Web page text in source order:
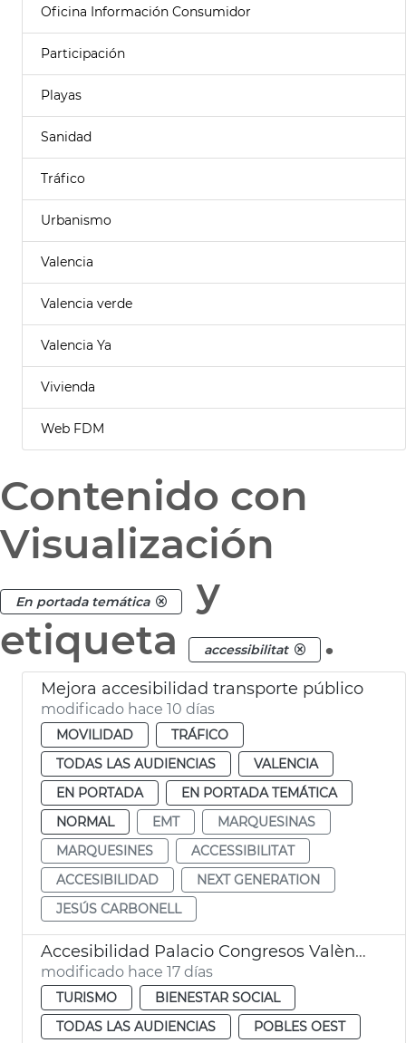
Oficina Información Consumidor
Participación
Playas
Sanidad
Tráfico
Urbanismo
Valencia
Valencia verde
Valencia Ya
Vivienda
Web FDM
Contenido con
Visualización
En portada temática
y
etiqueta
accessibilitat .
Mejora accesibilidad transporte público
modificado hace 10 días
MOVILIDAD
TRÁFICO
TODAS LAS AUDIENCIAS
VALENCIA
EN PORTADA
EN PORTADA TEMÁTICA
NORMAL
EMT
MARQUESINAS
MARQUESINES
ACCESSIBILITAT
ACCESIBILIDAD
NEXT GENERATION
JESÚS CARBONELL
Accesibilidad Palacio Congresos València
modificado hace 17 días
TURISMO
BIENESTAR SOCIAL
TODAS LAS AUDIENCIAS
POBLES OEST